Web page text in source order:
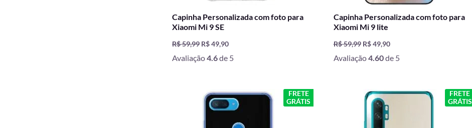
Capinha Personalizada com foto para
Xiaomi Mi 9 SE
R$59,99 R$49,90
Avaliação4.6de 5
Capinha Personalizada com foto para
Xiaomi Mi 9 lite
R$59,99 R$49,90
Avaliação4.60de 5
FRETE
GRÁTIS
O
preço
original
era:
O
preço
atual
FRETE
GRÁTIS
O
preço
original
era:
O